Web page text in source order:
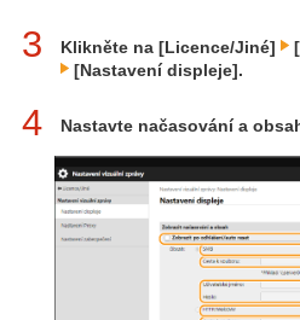
3 Klikněte na [Licence/Jiné]
[Nastavení displeje].
4 Nastavte načasování a